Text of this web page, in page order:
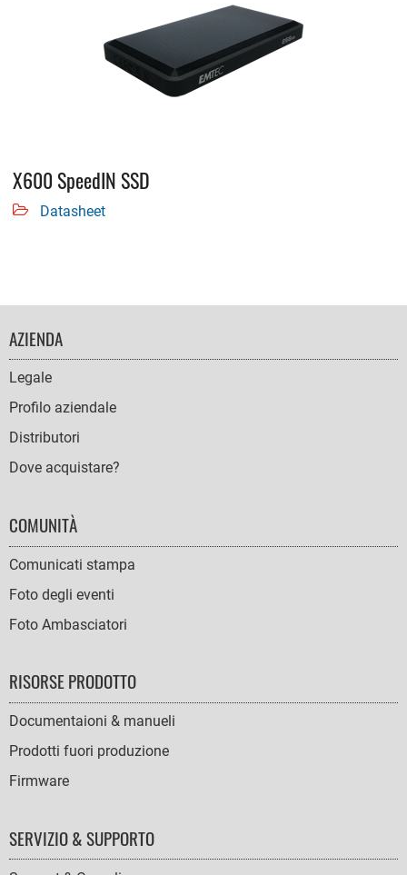
X600 SpeedIN SSD
Datasheet
FOOTER
NAVIGATION
AZIENDA
Legale
Profilo aziendale
Distributori
Dove acquistare?
COMUNITÀ
Comunicati stampa
Foto degli eventi
Foto Ambasciatori
RISORSE PRODOTTO
Documentaioni & manueli
Prodotti fuori produzione
Firmware
SERVIZIO & SUPPORTO